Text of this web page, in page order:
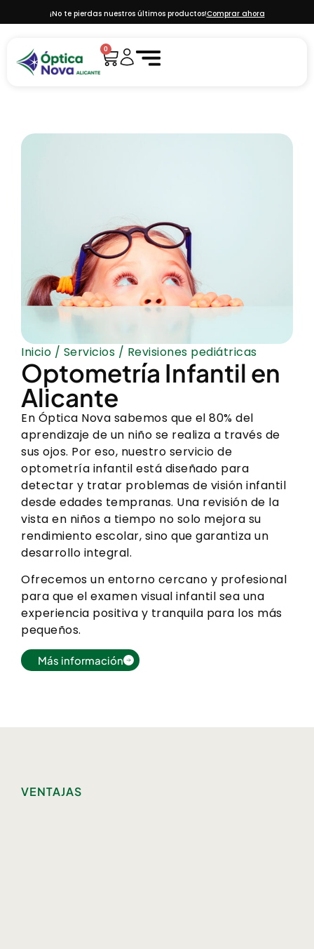
¡No te pierdas nuestros últimos productos!Comprar ahora
0
Inicio / Servicios / Revisiones pediátricas
Optometría Infantil en
Alicante
En Óptica Nova sabemos que el 80% del
aprendizaje de un niño se realiza a través de
sus ojos. Por eso, nuestro servicio de
optometría infantil está diseñado para
detectar y tratar problemas de visión infantil
desde edades tempranas. Una revisión de la
vista en niños a tiempo no solo mejora su
rendimiento escolar, sino que garantiza un
desarrollo integral.
Ofrecemos un entorno cercano y profesional
para que el examen visual infantil sea una
experiencia positiva y tranquila para los más
pequeños.
Más información
VENTAJAS